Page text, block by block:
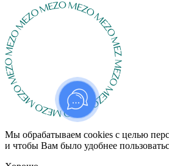
Мы обрабатываем cookies с целью
и чтобы Вам было удобнее